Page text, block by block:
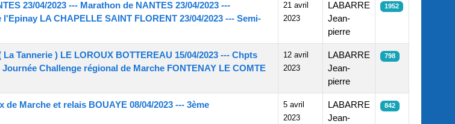
23/04/2023 --- Marathon de NANTES 23/04/2023 ---
LA CHAPELLE SAINT FLORENT 23/04/2023 --- Semi-
21 avril
2023
LABARRE
Jean-
pierre
1952
Tannerie ) LE LOROUX BOTTEREAU 15/04/2023 --- Chpts
Challenge régional de Marche FONTENAY LE COMTE
12 avril
2023
LABARRE
Jean-
pierre
798
Marche et relais BOUAYE 08/04/2023 --- 3ème
5 avril
2023
LABARRE
Jean-
842